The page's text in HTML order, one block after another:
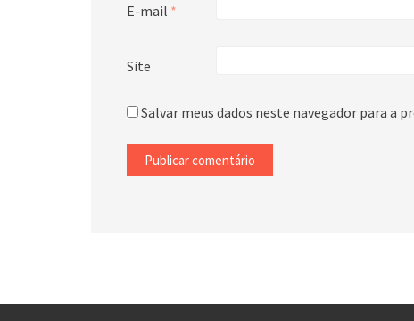
E-mail *
Site
Salvar meus dados neste navegador para a